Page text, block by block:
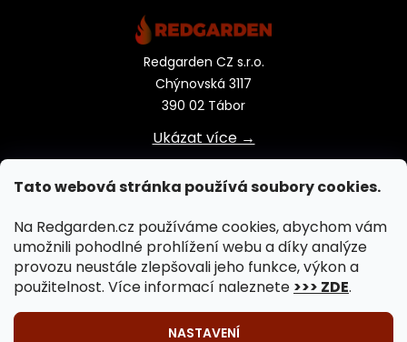
Tato webová stránka používá soubory cookies.
Na Redgarden.cz používáme cookies, abychom vám
umožnili pohodlné prohlížení webu a díky analýze
provozu neustále zlepšovali jeho funkce, výkon a
použitelnost. Více informací naleznete >>> ZDE.
NASTAVENÍ
Redgarden CZ s.r.o.
Chýnovská 3117
390 02 Tábor
Ukázat více →